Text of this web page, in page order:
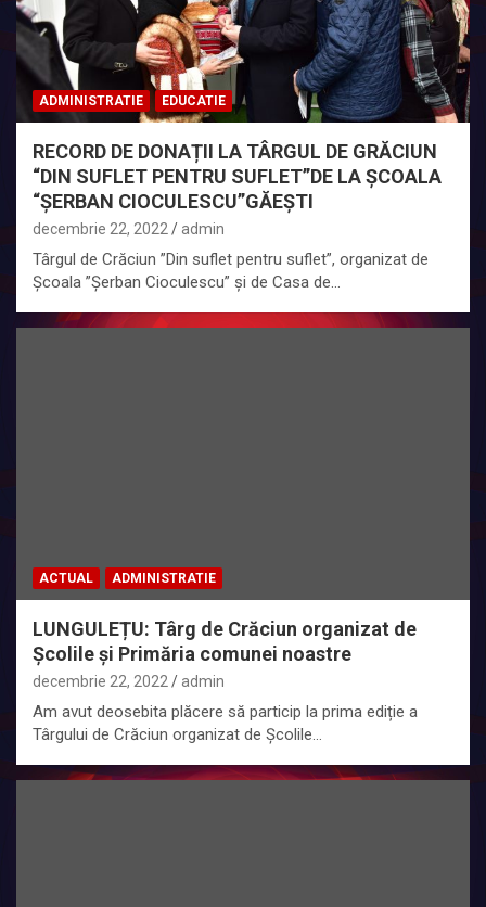
ADMINISTRATIE EDUCATIE
RECORD DE DONAȚII LA TÂRGUL DE GRĂCIUN
“DIN SUFLET PENTRU SUFLET”DE LA ȘCOALA
“ȘERBAN CIOCULESCU”GĂEȘTI
decembrie 22, 2022 admin
Târgul de Crăciun ”Din suflet pentru suflet”, organizat de
Școala ”Șerban Cioculescu” și de Casa de…
ACTUAL ADMINISTRATIE
LUNGULEȚU: Târg de Crăciun organizat de
Școlile și Primăria comunei noastre
decembrie 22, 2022 admin
Am avut deosebita plăcere să particip la prima ediție a
Târgului de Crăciun organizat de Școlile…